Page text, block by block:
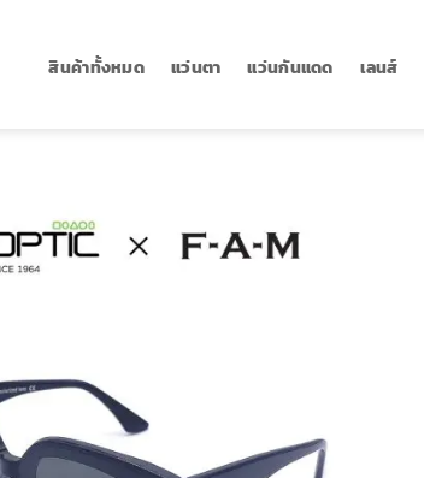
สินค้าทั้งหมด แว่นตา แว่นกันแดด เลนส์